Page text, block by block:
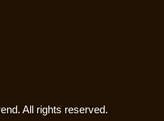
All rights reserved.